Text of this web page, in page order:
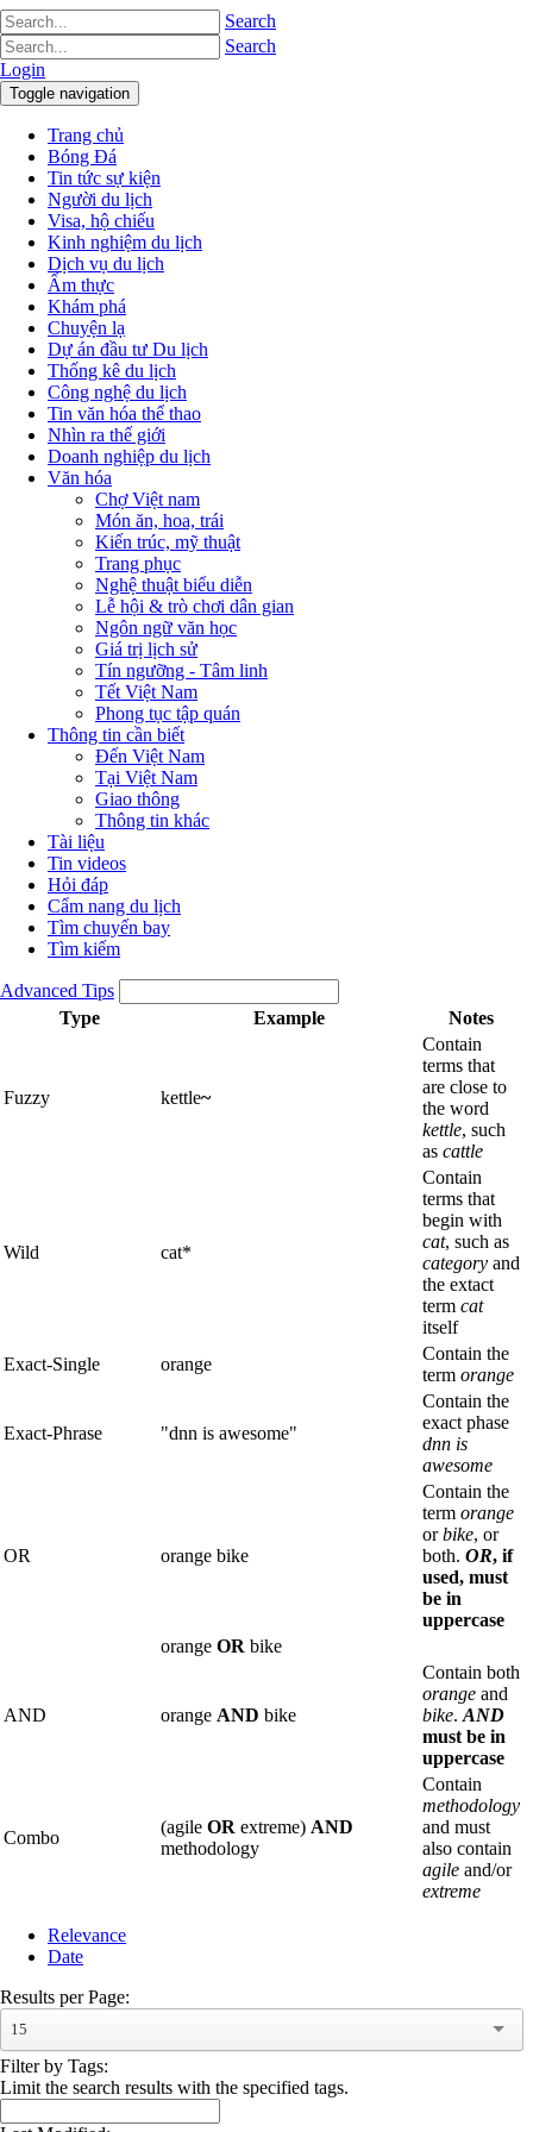
Search
Search
Login
Toggle navigation
Trang chủ
Bóng Đá
Tin tức sự kiện
Người du lịch
Visa, hộ chiếu
Kinh nghiệm du lịch
Dịch vụ du lịch
Ẩm thực
Khám phá
Chuyện lạ
Dự án đầu tư Du lịch
Thống kê du lịch
Công nghệ du lịch
Tin văn hóa thể thao
Nhìn ra thế giới
Doanh nghiệp du lịch
Văn hóa
Chợ Việt nam
Món ăn, hoa, trái
Kiến trúc, mỹ thuật
Trang phục
Nghệ thuật biểu diễn
Lễ hội & trò chơi dân gian
Ngôn ngữ văn học
Giá trị lịch sử
Tín ngưỡng - Tâm linh
Tết Việt Nam
Phong tục tập quán
Thông tin cần biết
Đến Việt Nam
Tại Việt Nam
Giao thông
Thông tin khác
Tài liệu
Tin videos
Hỏi đáp
Cẩm nang du lịch
Tìm chuyến bay
Tìm kiếm
Advanced Tips
Type
Example Notes
Fuzzy kettle~
Contain
terms that
are close to
the word
kettle, such
as cattle
Wild cat*
Contain
terms that
begin with
cat, such as
category and
the extact
term cat
itself
Exact-Single
orange
Contain the
term orange
Exact-Phrase "dnn is awesome"
Contain the
exact phase
dnn is
awesome
OR orange bike
Contain the
term orange
orbike, or
both. OR, if
used, must
be in
uppercase
orange OR bike
AND orange AND bike
Contain both
orange and
bike. AND
must be in
uppercase
Combo
(agile OR extreme) AND
methodology
Contain
methodology
and must
also contain
agile and/or
extreme
Relevance
Date
Results per Page:
15
Filter by Tags:
Limit the search results with the specified tags.